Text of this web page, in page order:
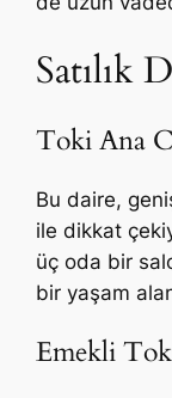
Satılık
Toki Ana
Bu daire,
ile dikkat
üç oda bir
bir yaşam
Emekli